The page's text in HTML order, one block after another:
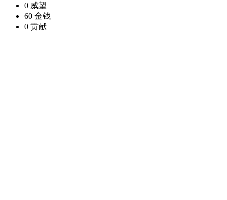
0 威望
60 金钱
0 贡献